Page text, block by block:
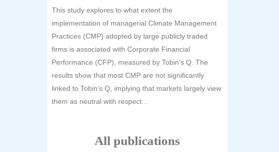
This study explores to what extent the
implementation of managerial Climate Management
Practices (CMP) adopted by large publicly traded
firms is associated with Corporate Financial
Performance (CFP), measured by Tobin’s Q. The
results show that most CMP are not significantly
linked to Tobin’s Q, implying that markets largely view
them as neutral with respect...
All publications